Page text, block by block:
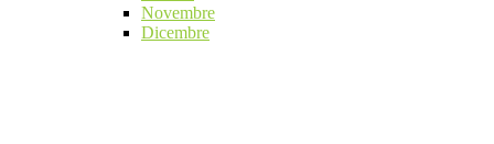
Novembre
Dicembre